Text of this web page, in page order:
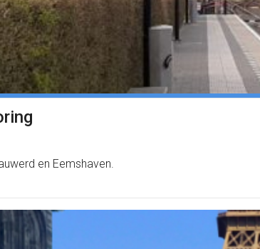
en Eemshaven.